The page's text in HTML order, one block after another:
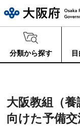
分類から探す
大阪教組（
向けた予備交